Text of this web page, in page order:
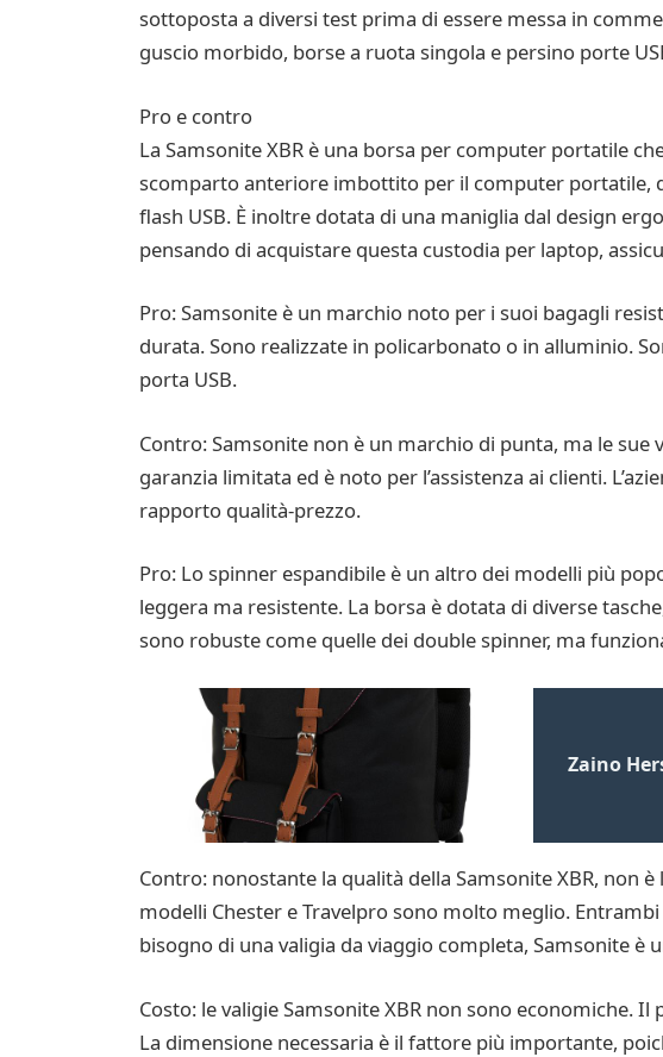
sottoposta a diversi test prima di essere messa in
guscio morbido, borse a ruota singola e persino porte
Pro e contro
La Samsonite XBR è una borsa per computer portatile
scomparto anteriore imbottito per il computer portatile,
flash USB. È inoltre dotata di una maniglia dal design
pensando di acquistare questa custodia per laptop,
Pro: Samsonite è un marchio noto per i suoi bagagli
durata. Sono realizzate in policarbonato o in alluminio.
porta USB.
Contro: Samsonite non è un marchio di punta, ma le
garanzia limitata ed è noto per l’assistenza ai clienti.
rapporto qualità-prezzo.
Pro: Lo spinner espandibile è un altro dei modelli più
leggera ma resistente. La borsa è dotata di diverse
sono robuste come quelle dei double spinner, ma
Zaino
Contro: nonostante la qualità della Samsonite XBR,
modelli Chester e Travelpro sono molto meglio.
bisogno di una valigia da viaggio completa, Samsonite è
Costo: le valigie Samsonite XBR non sono economiche.
La dimensione necessaria è il fattore più importante,